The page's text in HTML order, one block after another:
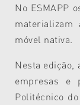
No ESMAPP
móvel nativa.
Nesta edição,
empresas e
Politécnico